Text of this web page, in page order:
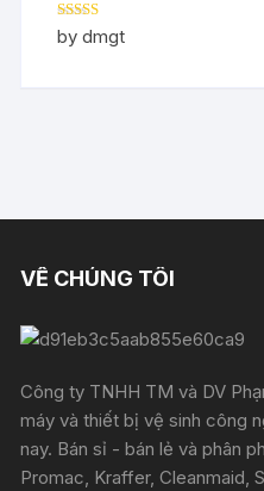
Rated5out
of 5
by dmgt
VỀ CHÚNG TÔI
Công ty TNHH TM và DV
máy và thiết bị vệ sinh công
nay. Bán sỉ - bán lẻ và phân
Promac, Kraffer, Cleanmaid,